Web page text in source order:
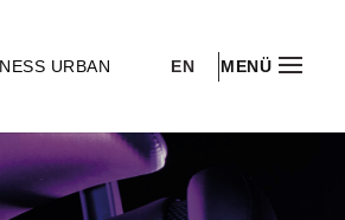
URBAN EN MENÜ